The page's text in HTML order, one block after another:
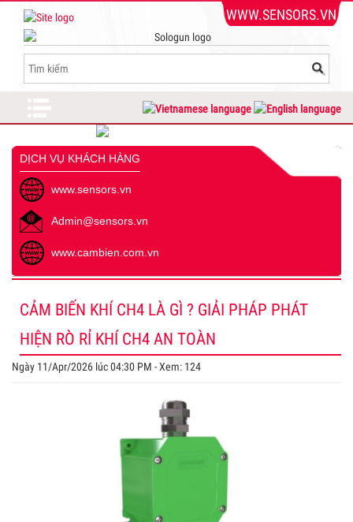
WWW.SENSORS.VN
DỊCH VỤ KHÁCH HÀNG
www.sensors.vn
Admin@sensors.vn
www.cambien.com.vn
CẢM BIẾN KHÍ CH4 LÀ GÌ ? GIẢI PHÁP PHÁT
HIỆN RÒ RỈ KHÍ CH4 AN TOÀN
Ngày 11/Apr/2026 lúc 04:30 PM - Xem: 124